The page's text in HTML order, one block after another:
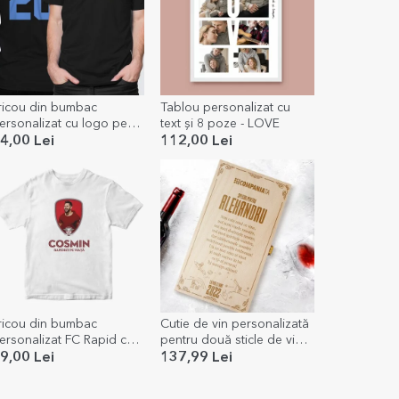
din bumbac
cu logo pe
și număr pe spate
Lei
Tablou personalizat cu
text și 8 poze - LOVE
112,00 Lei
din bumbac
FC Rapid cu
și nume
Lei
Cutie de vin personalizată
pentru două sticle de vin
cu logo și mesaj - La mulți
137,99 Lei